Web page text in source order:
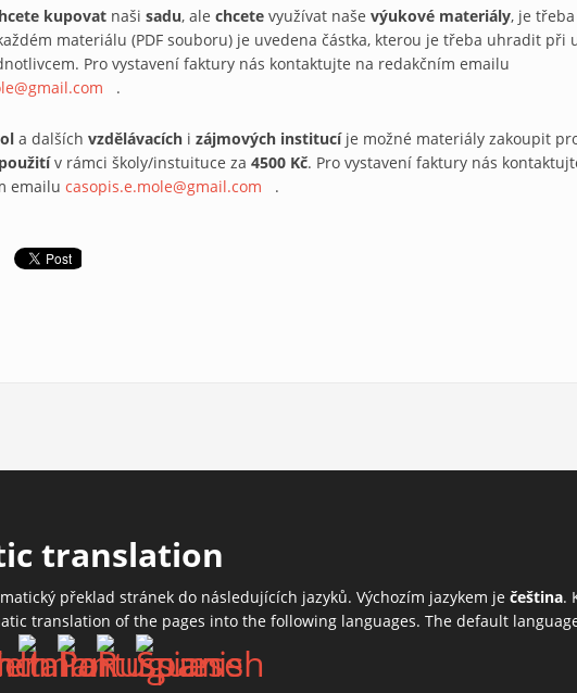
kupovat naši sadu, ale chcete využívat naše výukové materiály, je třeba
materiálu (PDF souboru) je uvedena částka, kterou je třeba uhradit při
Pro vystavení faktury nás kontaktujte na redakčním emailu
(link sends e-mail)
.
a dalších vzdělávacích i zájmových institucíje možné materiály zakoupit
v rámci školy/instuituce za 4500 Kč. Pro vystavení faktury nás
emailu casopis.e.mole@gmail.com (link sends e-mail)
.
translation
překlad stránek do následujících jazyků. Výchozím jazykem je čeština.
translation of the pages into the following languages. The default